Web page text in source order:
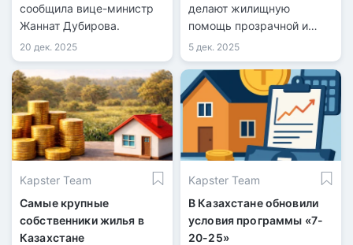
сообщила вице-министр
Жаннат Дубирова.
20 дек. 2025
делают жилищную
помощь прозрачной и
цифровой.
5 дек. 2025
Kapster Team
Самые крупные
собственники жилья в
Казахстане
Kapster Team
В Казахстане обновили
условия программы «7-
20-25»